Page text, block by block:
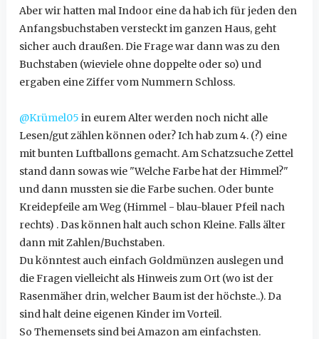
Aber wir hatten mal Indoor eine da hab ich für jeden den
Anfangsbuchstaben versteckt im ganzen Haus, geht
sicher auch draußen. Die Frage war dann was zu den
Buchstaben (wieviele ohne doppelte oder so) und
ergaben eine Ziffer vom Nummern Schloss.
@Krümel05 in eurem Alter werden noch nicht alle
Lesen/gut zählen können oder? Ich hab zum 4. (?) eine
mit bunten Luftballons gemacht. Am Schatzsuche Zettel
stand dann sowas wie "Welche Farbe hat der Himmel?"
und dann mussten sie die Farbe suchen. Oder bunte
Kreidepfeile am Weg (Himmel - blau-blauer Pfeil nach
rechts) . Das können halt auch schon Kleine. Falls älter
dann mit Zahlen/Buchstaben.
Du könntest auch einfach Goldmünzen auslegen und
die Fragen vielleicht als Hinweis zum Ort (wo ist der
Rasenmäher drin, welcher Baum ist der höchste..). Da
sind halt deine eigenen Kinder im Vorteil.
So Themensets sind bei Amazon am einfachsten.